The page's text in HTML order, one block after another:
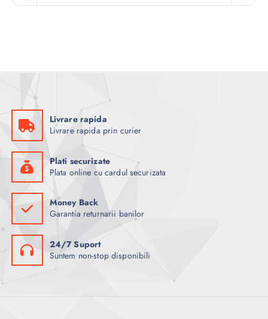
Livrare rapida
Livrare rapida prin curier
Plati securizate
Plata online cu cardul securizata
Money Back
Garantia returnarii banilor
24/7 Suport
Suntem non-stop disponibili